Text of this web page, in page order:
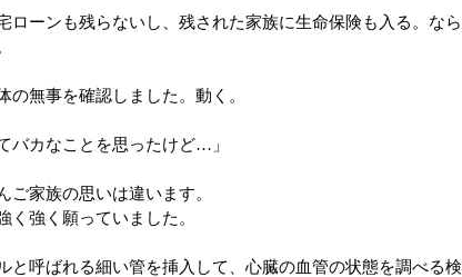
ローンも残らないし、残された家族に生命保険も入る。なら
の無事を確認しました。動く。
バカなことを思ったけど…」
家族の思いは違います。
く強く願っていました。
と呼ばれる細い管を挿入して、心臓の血管の状態を調べる検